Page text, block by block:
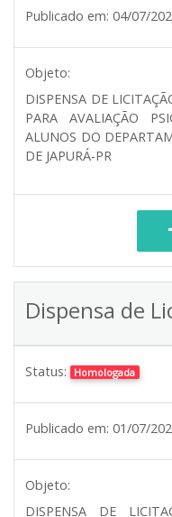
Publicado em: 04/07/
Objeto:
DISPENSA DE
PARA AVALIAÇÃO
ALUNOS DO
DE JAPURÁ-PR
Dispensa de
Status: Homologada
Publicado em: 01/07/
Objeto:
DISPENSA DE